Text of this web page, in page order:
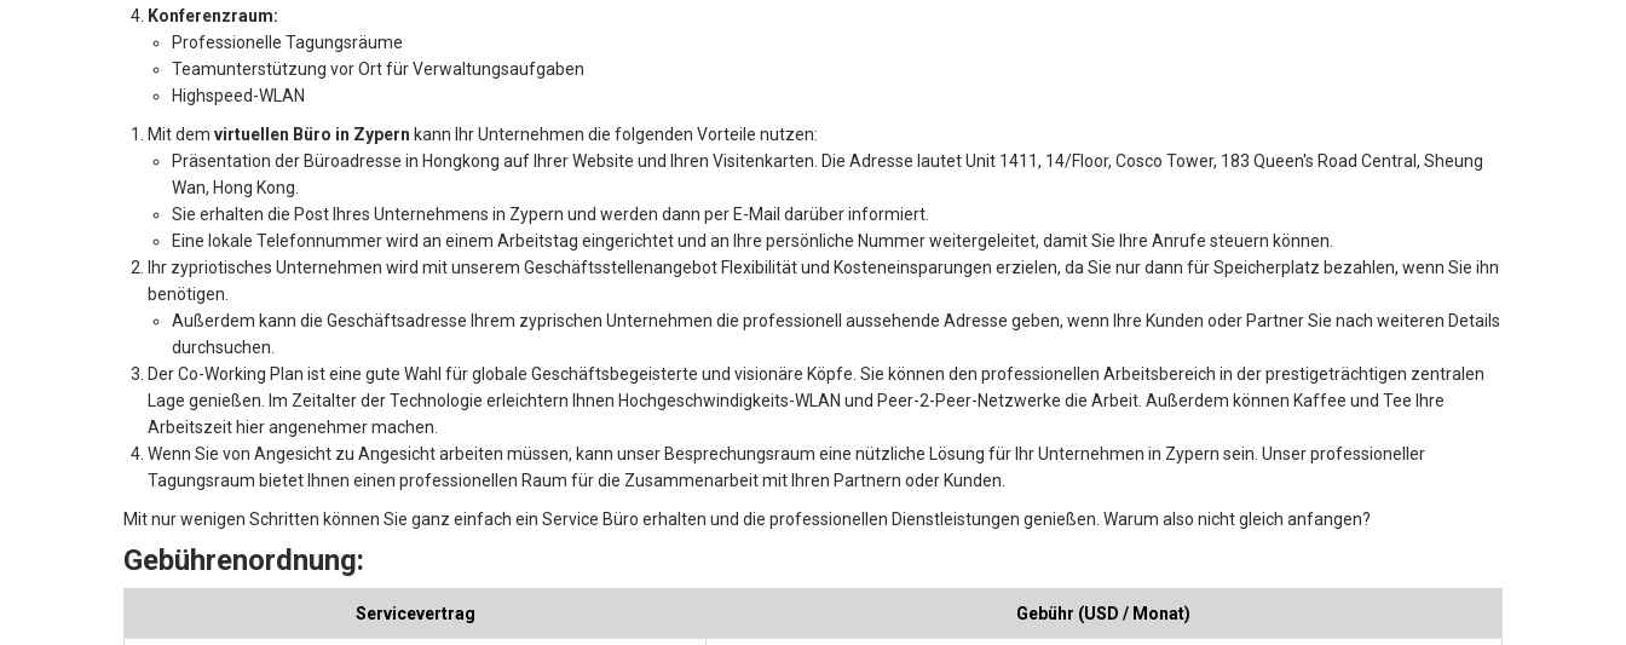
Konferenzraum:
Professionelle Tagungsräume
Teamunterstützung vor Ort für Verwaltungsaufgaben
Highspeed-WLAN
Mit dem virtuellen Büro in Zypern kann Ihr Unternehmen die folgenden Vorteile nutzen:
Präsentation der Büroadresse in Hongkong auf Ihrer Website und Ihren Visitenkarten. Die Adresse lautet Unit 1411, 14/Floor, Cosco Tower, 183 Queen's Road Central, Sheung
Wan, Hong Kong.
Sie erhalten die Post Ihres Unternehmens in Zypern und werden dann per E-Mail darüber informiert.
Eine lokale Telefonnummer wird an einem Arbeitstag eingerichtet und an Ihre persönliche Nummer weitergeleitet, damit Sie Ihre Anrufe steuern können.
Ihr zypriotisches Unternehmen wird mit unserem Geschäftsstellenangebot Flexibilität und Kosteneinsparungen erzielen, da Sie nur dann für Speicherplatz bezahlen, wenn Sie ihn
benötigen.
Außerdem kann die Geschäftsadresse Ihrem zyprischen Unternehmen die professionell aussehende Adresse geben, wenn Ihre Kunden oder Partner Sie nach weiteren Details
durchsuchen.
Der Co-Working Plan ist eine gute Wahl für globale Geschäftsbegeisterte und visionäre Köpfe. Sie können den professionellen Arbeitsbereich in der prestigeträchtigen zentralen
Lage genießen. Im Zeitalter der Technologie erleichtern Ihnen Hochgeschwindigkeits-WLAN und Peer-2-Peer-Netzwerke die Arbeit. Außerdem können Kaffee und Tee Ihre
Arbeitszeit hier angenehmer machen.
Wenn Sie von Angesicht zu Angesicht arbeiten müssen, kann unser Besprechungsraum eine nützliche Lösung für Ihr Unternehmen in Zypern sein. Unser professioneller
Tagungsraum bietet Ihnen einen professionellen Raum für die Zusammenarbeit mit Ihren Partnern oder Kunden.
Mit nur wenigen Schritten können Sie ganz einfach ein Service Büro erhalten und die professionellen Dienstleistungen genießen. Warum also nicht gleich anfangen?
Gebührenordnung:
Servicevertrag Gebühr (USD / Monat)